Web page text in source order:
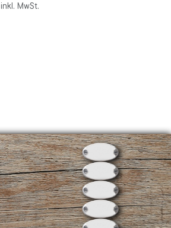
inkl. MwSt.